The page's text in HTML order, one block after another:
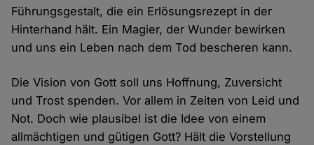
Führungsgestalt, die ein Erlösungsrezept in der
Hinterhand hält. Ein Magier, der Wunder bewirken
und uns ein Leben nach dem Tod bescheren kann.
Die Vision von Gott soll uns Hoffnung, Zuversicht
und Trost spenden. Vor allem in Zeiten von Leid und
Not. Doch wie plausibel ist die Idee von einem
allmächtigen und gütigen Gott? Hält die Vorstellung